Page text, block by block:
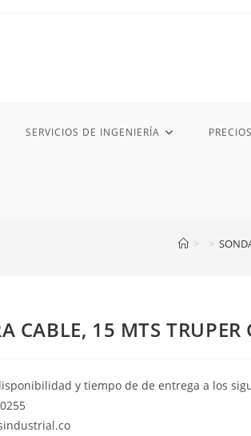
SERVICIOS DE INGENIERÍA
> >
CABLE, 15 MTS TRUPER
y tiempo de de entrega a los